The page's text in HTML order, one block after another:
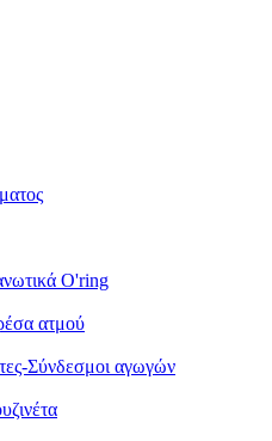
O'ring
ατμού
Σύνδεσμοι αγωγών